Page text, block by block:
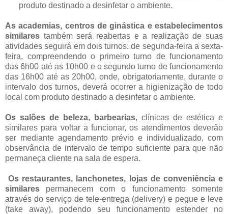
produto destinado a desinfetar o ambiente.
As academias, centros de ginástica e estabelecimentos
similares também será reabertas e a realização de suas
atividades seguirá em dois turnos: de segunda-feira a sexta-
feira, compreendendo o primeiro turno de funcionamento
das 6h00 até as 10h00 e o segundo turno de funcionamento
das 16h00 até as 20h00, onde, obrigatoriamente, durante o
intervalo dos turnos, deverá ocorrer a higienização de todo
local com produto destinado a desinfetar o ambiente.
Os salões de beleza, barbearias, clínicas de estética e
similares para voltar a funcionar, os atendimentos deverão
ser mediante agendamento prévio e individualizado, com
observância de intervalo de tempo suficiente para que não
permaneça cliente na sala de espera.
Os restaurantes, lanchonetes, lojas de conveniência e
similares permanecem com o funcionamento somente
através do serviço de tele-entrega (delivery) e pegue e leve
(take away), podendo seu funcionamento estender no